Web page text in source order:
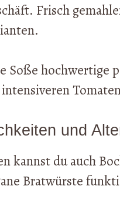
Frisch
Soße hochwertige
und
kannst du auch
Bratwürste